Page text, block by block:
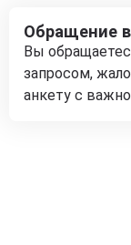
Обращение
Вы
запросом,
анкету с